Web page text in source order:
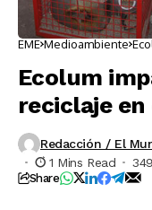
EME Medioambiente
Ecolum
reciclaje
Redacción / El
1 Mins Read
Share